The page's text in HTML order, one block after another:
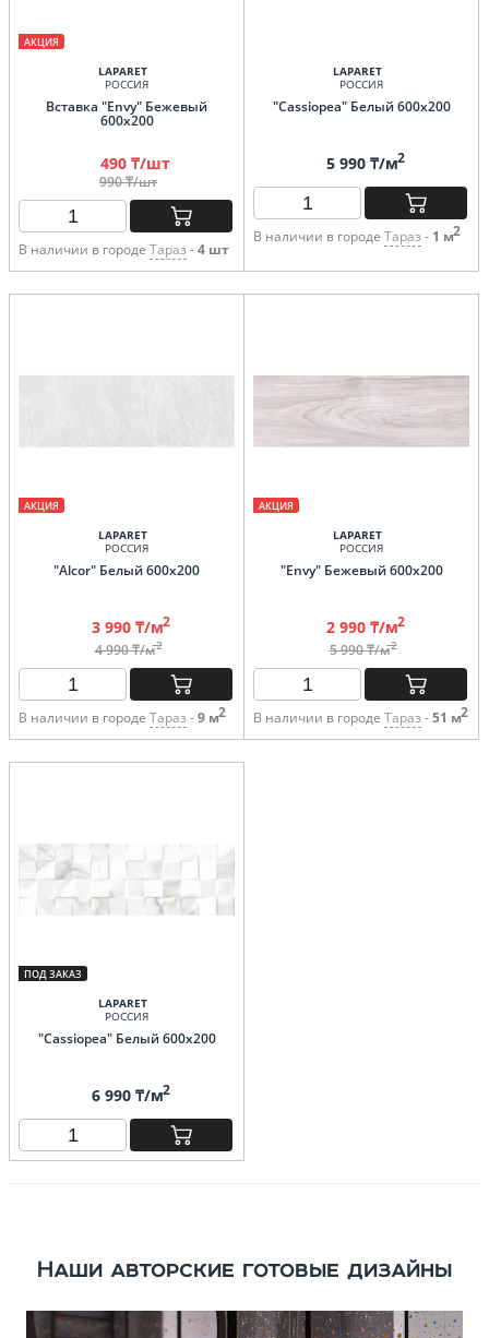
АКЦИЯ
LAPARET
РОССИЯ
Вставка "Envy" Бежевый
600х200
490 ₸/шт
990 ₸/шт
В наличии в городе Тараз -4 шт
LAPARET
РОССИЯ
"Cassiopea" Белый 600х200
5 990 ₸/м2
В наличии в городе Тараз - 1 м2
АКЦИЯ
LAPARET
РОССИЯ
"Alcor" Белый 600х200
3 990 ₸/м2
4 990 ₸/м2
В наличии в городе Тараз -9 м2
АКЦИЯ
LAPARET
РОССИЯ
"Envy" Бежевый 600х200
2 990 ₸/м2
5 990 ₸/м2
В наличии в городе Тараз -51 м2
ПОД ЗАКАЗ
LAPARET
РОССИЯ
"Cassiopea" Белый 600х200
6 990 ₸/м2
Наши авторские готовые дизайны